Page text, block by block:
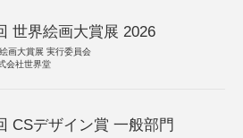
世界絵画大賞展 2026
画大賞展 実行委員会
会社世界堂
CSデザイン賞 一般部門